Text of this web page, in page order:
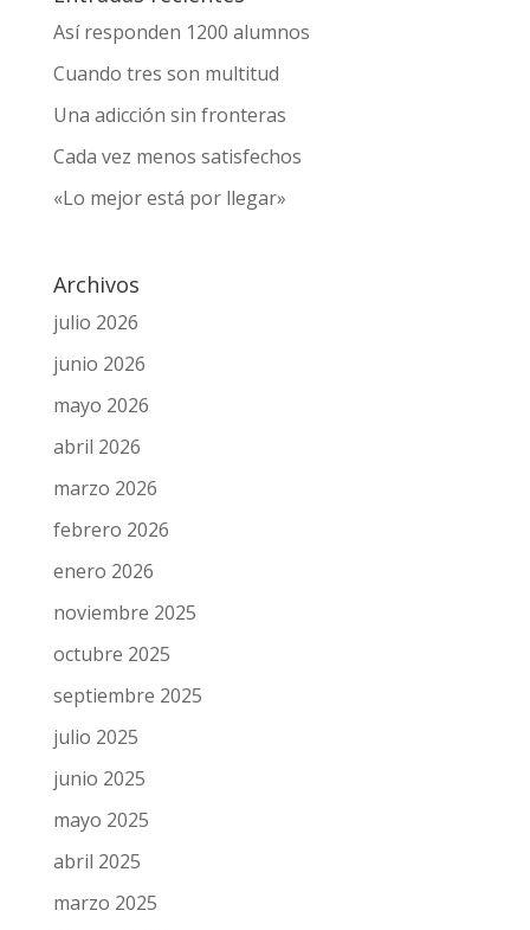
Entradas recientes
Así responden 1200 alumnos
Cuando tres son multitud
Una adicción sin fronteras
Cada vez menos satisfechos
Archivos
julio 2026
junio 2026
mayo 2026
abril 2026
marzo 2026
febrero 2026
enero 2026
noviembre 2025
octubre 2025
septiembre 2025
julio 2025
junio 2025
mayo 2025
abril 2025